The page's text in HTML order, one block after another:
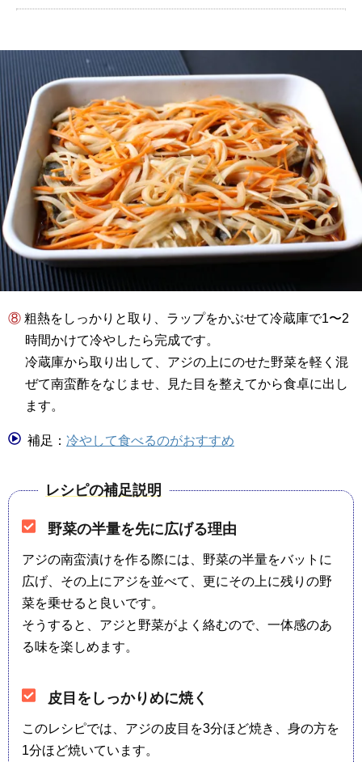
⑧ 粗熱をしっかりと取り、ラップをかぶせて冷蔵庫で1〜2
時間かけて冷やしたら完成です。
冷蔵庫から取り出して、アジの上にのせた野菜を軽く混
ぜて南蛮酢をなじませ、見た目を整えてから食卓に出し
ます。
補足： 冷やして食べるのがおすすめ
レシピの補足説明
野菜の半量を先に広げる理由
アジの南蛮漬けを作る際には、野菜の半量をバットに
広げ、その上にアジを並べて、更にその上に残りの野
菜を乗せると良いです。
そうすると、アジと野菜がよく絡むので、一体感のあ
る味を楽しめます。
皮目をしっかりめに焼く
このレシピでは、アジの皮目を3分ほど焼き、身の方を
1分ほど焼いています。